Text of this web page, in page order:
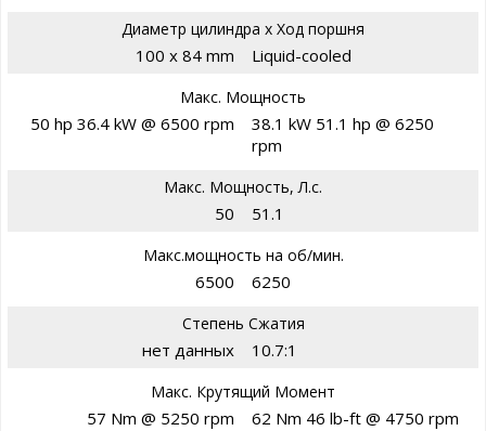
Диаметр цилиндра х Ход поршня
100 x 84 mm Liquid-cooled
Макс. Мощность
50 hp 36.4 kW @ 6500 rpm
38.1 kW 51.1 hp @ 6250
rpm
Макс. Мощность, Л.с.
50 51.1
Макс.мощность на об/мин.
6500 6250
Степень Сжатия
нет данных 10.7:1
Макс. Крутящий Момент
57 Nm @ 5250 rpm 62 Nm 46 lb-ft @ 4750 rpm